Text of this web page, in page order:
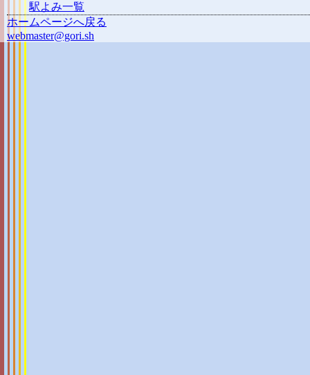
駅よみ一覧
ホームページへ戻る
webmaster@gori.sh